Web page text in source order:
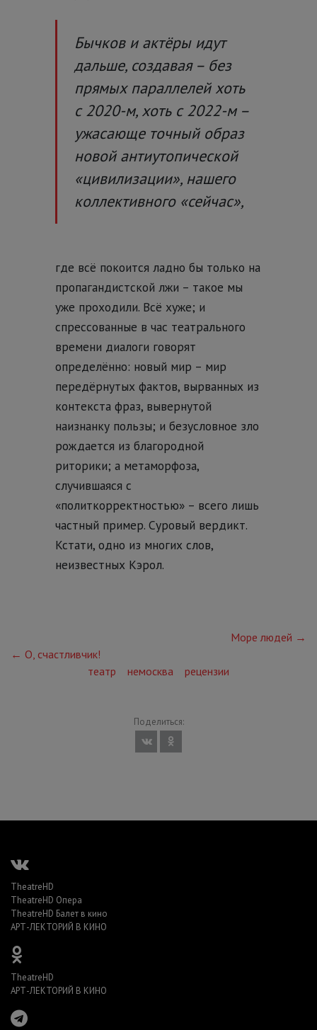
Бычков и актёры идут
дальше, создавая – без
прямых параллелей хоть
с 2020-м, хоть с 2022-м –
ужасающе точный образ
новой антиутопической
«цивилизации», нашего
коллективного «сейчас»,
где всё покоится ладно бы только на
пропагандистской лжи – такое мы
уже проходили. Всё хуже; и
спрессованные в час театрального
времени диалоги говорят
определённо: новый мир – мир
передёрнутых фактов, вырванных из
контекста фраз, вывернутой
наизнанку пользы; и безусловное зло
рождается из благородной
риторики; а метаморфоза,
случившаяся с
«политкорректностью» – всего лишь
частный пример. Суровый вердикт.
Кстати, одно из многих слов,
неизвестных Кэрол.
Море людей →
← О, счастливчик!
театр
немосква рецензии
Поделиться:
TheatreHD
TheatreHD Опера
TheatreHD Балет в кино
АРТ-ЛЕКТОРИЙ В КИНО
TheatreHD
АРТ-ЛЕКТОРИЙ В КИНО